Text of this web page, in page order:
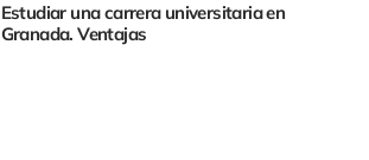
Estudiar una carrera universitaria en
Granada. Ventajas